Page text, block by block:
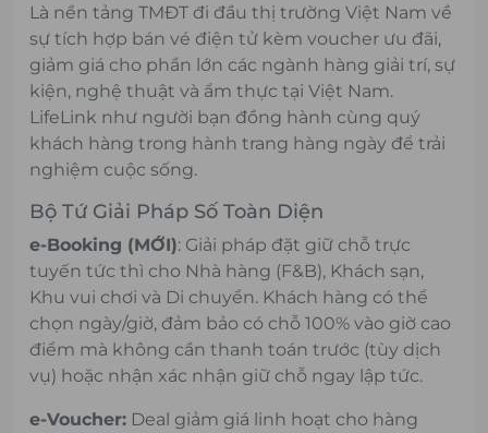
Là nền tảng TMĐT đi đầu thị trường Việt Nam về
sự tích hợp bán vé điện tử kèm voucher ưu đãi,
giảm giá cho phần lớn các ngành hàng giải trí, sự
kiện, nghệ thuật và ẩm thực tại Việt Nam.
LifeLink như người bạn đồng hành cùng quý
khách hàng trong hành trang hàng ngày để trải
nghiệm cuộc sống.
Bộ Tứ Giải Pháp Số Toàn Diện
e-Booking (MỚI): Giải pháp đặt giữ chỗ trực
tuyến tức thì cho Nhà hàng (F&B), Khách sạn,
Khu vui chơi và Di chuyển. Khách hàng có thể
chọn ngày/giờ, đảm bảo có chỗ 100% vào giờ cao
điểm mà không cần thanh toán trước (tùy dịch
vụ) hoặc nhận xác nhận giữ chỗ ngay lập tức.
e-Voucher: Deal giảm giá linh hoạt cho hàng